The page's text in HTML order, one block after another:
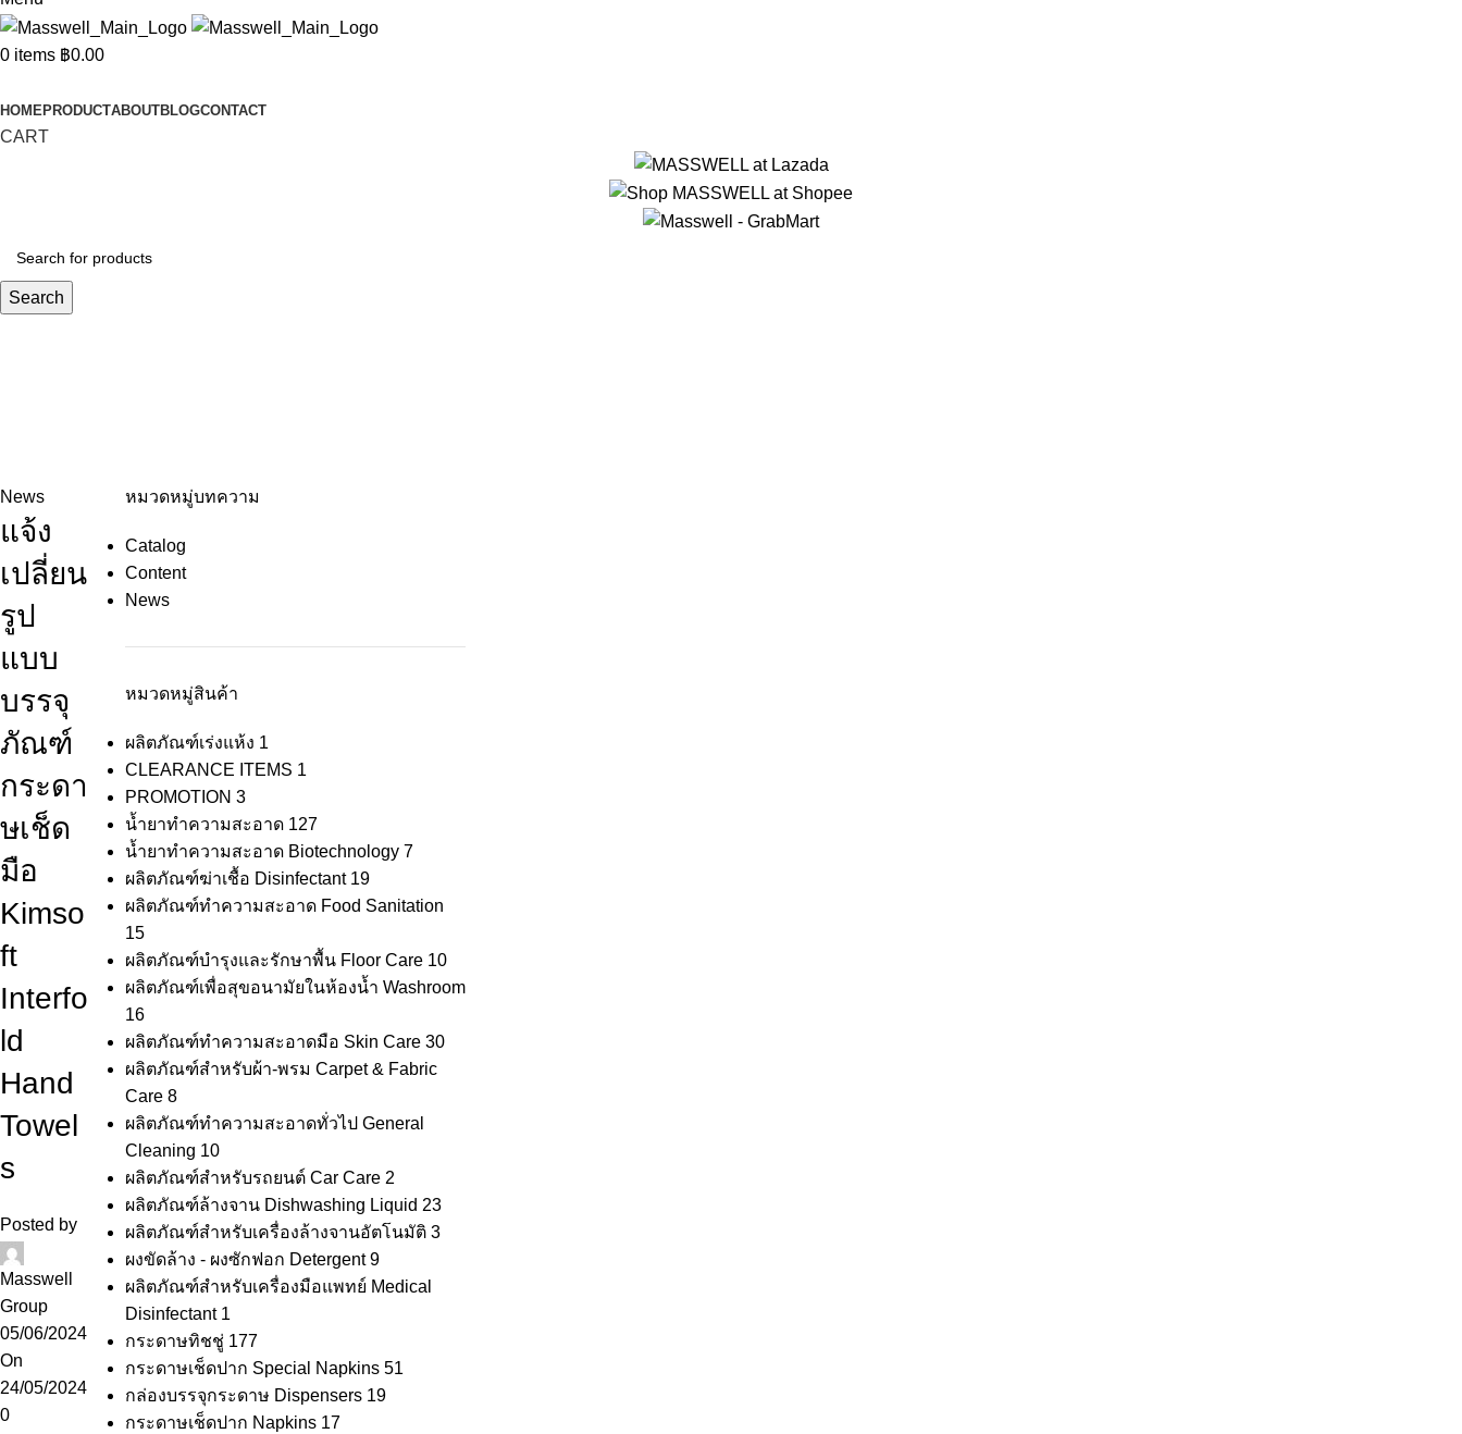
0 items ฿0.00
HOMEPRODUCTABOUTBLOGCONTACT
CART
Search
News
แจ้ง
เปลี่ยน
รูป
แบบ
บรรจุ
ภัณฑ์
กระดา
ษเช็ด
มือ
Kimso
ft
Interfo
ld
Hand
Towel
s
Posted by
Masswell
Group
05/06/2024
On
24/05/2024
0
หมวดหมู่บทความ
Catalog
Content
News
หมวดหมู่สินค้า
ผลิตภัณฑ์เร่งแห้ง 1
CLEARANCE ITEMS 1
PROMOTION 3
น้ำยาทำความสะอาด 127
น้ำยาทำความสะอาด Biotechnology 7
ผลิตภัณฑ์ฆ่าเชื้อ Disinfectant 19
ผลิตภัณฑ์ทำความสะอาด Food Sanitation
15
ผลิตภัณฑ์บำรุงและรักษาพื้น Floor Care 10
ผลิตภัณฑ์เพื่อสุขอนามัยในห้องน้ำ Washroom
16
ผลิตภัณฑ์ทำความสะอาดมือ Skin Care 30
ผลิตภัณฑ์สำหรับผ้า-พรม Carpet & Fabric
Care 8
ผลิตภัณฑ์ทำความสะอาดทั่วไป General
Cleaning 10
ผลิตภัณฑ์สำหรับรถยนต์ Car Care 2
ผลิตภัณฑ์ล้างจาน Dishwashing Liquid 23
ผลิตภัณฑ์สำหรับเครื่องล้างจานอัตโนมัติ 3
ผงขัดล้าง - ผงซักฟอก Detergent 9
ผลิตภัณฑ์สำหรับเครื่องมือแพทย์ Medical
Disinfectant 1
กระดาษทิชชู่ 177
กระดาษเช็ดปาก Special Napkins 51
กล่องบรรจุกระดาษ Dispensers 19
กระดาษเช็ดปาก Napkins 17